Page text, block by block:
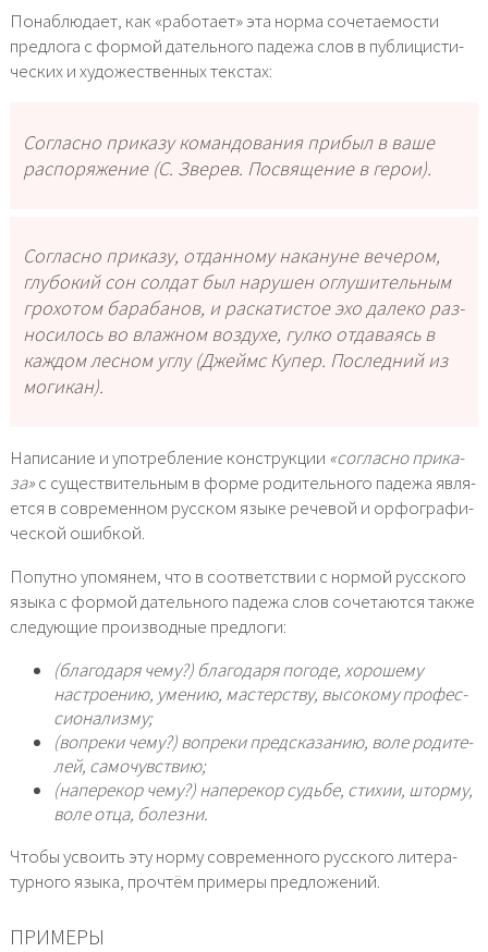
Понаблюдает, как «рабо­та­ет» эта нор­ма соче­та­е­мо­сти
пред­ло­га с фор­мой датель­но­го паде­жа слов в пуб­ли­ци­сти­
че­ских и худо­же­ствен­ных текстах:
Согласно при­ка­зу коман­до­ва­ния при­был в ваше
рас­по­ря­же­ние (С. Зверев. Посвящение в герои).
Согласно при­ка­зу, отдан­но­му нака­нуне вече­ром,
глу­бо­кий сон сол­дат был нару­шен оглу­ши­тель­ным
гро­хо­том бара­ба­нов, и рас­ка­ти­стое эхо дале­ко раз­
но­си­лось во влаж­ном воз­ду­хе, гул­ко отда­ва­ясь в
каж­дом лес­ном углу (Джеймс Купер. Последний из
моги­кан).
Написание и упо­треб­ле­ние кон­струк­ции «соглас­но при­ка­
за»с суще­стви­тель­ным в фор­ме роди­тель­но­го паде­жа явля­
ет­ся в совре­мен­ном рус­ском язы­ке рече­вой и орфо­гра­фи­
че­ской ошиб­кой.
Попутно упо­мя­нем, что в соот­вет­ствии с нор­мой рус­ско­го
язы­ка с фор­мой датель­но­го паде­жа слов соче­та­ют­ся так­же
сле­ду­ю­щие про­из­вод­ные пред­ло­ги:
(бла­го­да­ря чему?) бла­го­да­ря пого­де, хоро­ше­му
настро­е­нию, уме­нию, мастер­ству, высо­ко­му про­фес­
си­о­на­лиз­му;
(вопре­ки чему?) вопре­ки пред­ска­за­нию, воле роди­те­
лей, само­чув­ствию;
(напе­ре­кор чему?) напе­ре­кор судь­бе, сти­хии, штор­му,
воле отца, болез­ни.
Чтобы усво­ить эту нор­му совре­мен­но­го рус­ско­го лите­ра­
тур­но­го язы­ка, про­чтём при­ме­ры пред­ло­же­ний.
ПРИМЕРЫ